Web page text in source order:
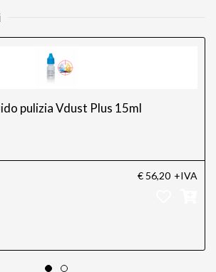
pulizia Vdust Plus 15ml
€ 56,20 +IVA